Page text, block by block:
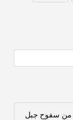
الشخصية ورحلاتي لسنة 2025: من سفوح جبل